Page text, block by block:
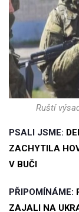
Ruští
PSALI JSME:
ZACHYTILA
V BUČI
PŘIPOMÍNÁME:
ZAJALI NA